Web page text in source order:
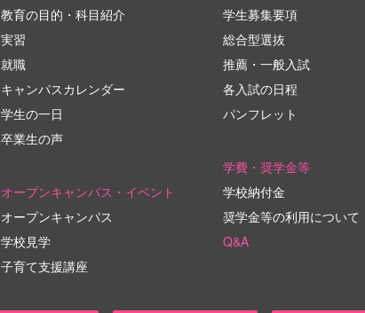
教育の目的・科目紹介
実習
就職
キャンパスカレンダー
学生の一日
卒業生の声
オープンキャンパス・イベント
オープンキャンパス
学校見学
子育て支援講座
学生募集要項
総合型選抜
推薦・一般入試
各入試の日程
パンフレット
学費・奨学金等
学校納付金
奨学金等の利用について
Q&A